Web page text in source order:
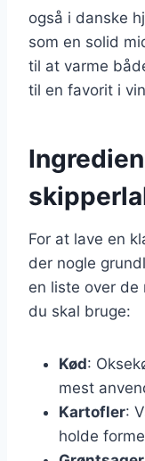
også i danske
som en solid
til at varme
til en favorit i
For at lave en
der nogle
en liste over de
du skal bruge:
Kød:
mest
Kartofler:
holde